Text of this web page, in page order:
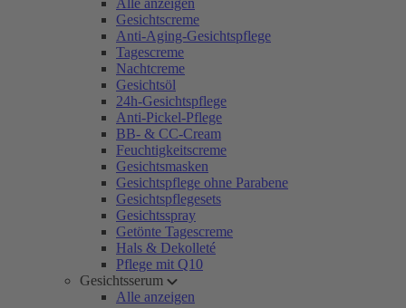
Alle anzeigen
Gesichtscreme
Anti-Aging-Gesichtspflege
Tagescreme
Nachtcreme
Gesichtsöl
24h-Gesichtspflege
Anti-Pickel-Pflege
BB- & CC-Cream
Feuchtigkeitscreme
Gesichtsmasken
Gesichtspflege ohne Parabene
Gesichtspflegesets
Gesichtsspray
Getönte Tagescreme
Hals & Dekolleté
Pflege mit Q10
Gesichtsserum
Alle anzeigen